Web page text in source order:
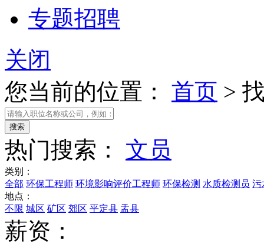
专题招聘
关闭
您当前的位置： 首页 >
热门搜索： 文员
类别：
全部 环保工程师 环境影响评价工程师 环保检测 水质检测员 污
地点：
不限 城区 矿区 郊区 平定县 盂县
薪资：